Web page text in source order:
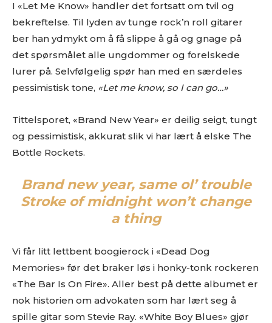
I «Let Me Know» handler det fortsatt om tvil og
bekreftelse. Til lyden av tunge rock’n roll gitarer
ber han ydmykt om å få slippe å gå og gnage på
det spørsmålet alle ungdommer og forelskede
lurer på. Selvfølgelig spør han med en særdeles
pessimistisk tone, «Let me know, so I can go…»
Tittelsporet, «Brand New Year» er deilig seigt, tungt
og pessimistisk, akkurat slik vi har lært å elske The
Bottle Rockets.
Brand new year, same ol’ trouble
Stroke of midnight won’t change
a thing
Vi får litt lettbent boogierock i «Dead Dog
Memories» før det braker løs i honky-tonk rockeren
«The Bar Is On Fire». Aller best på dette albumet er
nok historien om advokaten som har lært seg å
spille gitar som Stevie Ray. «White Boy Blues» gjør